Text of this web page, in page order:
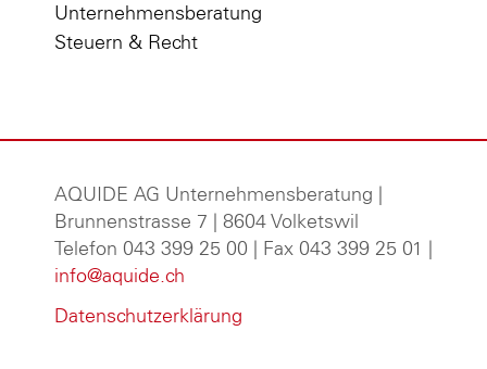
Unternehmensberatung
Steuern & Recht
AQUIDE AG Unternehmensberatung
Brunnenstrasse 7 | 8604 Volketswil
Telefon 043 399 25 00 | Fax 043 399 25 01 |
info@aquide.ch
Datenschutzerklärung